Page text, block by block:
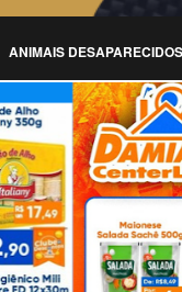
ANIMAIS DESAPARECIDOS